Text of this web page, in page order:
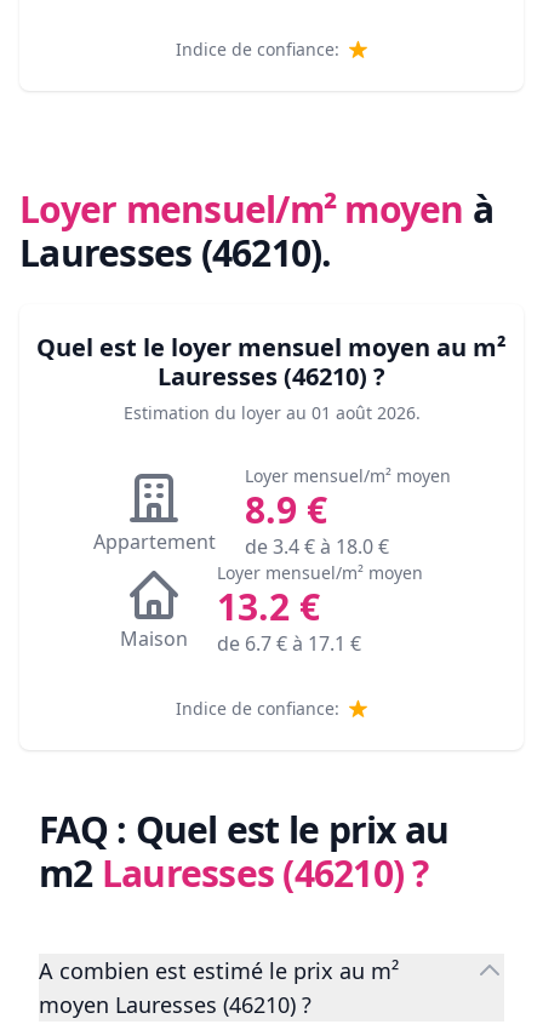
Indice de confiance:
Loyer mensuel/m² moyen à
Lauresses (46210).
Quel est le loyer mensuel moyen au m²
Lauresses (46210) ?
Estimation du loyer au 01 août 2026.
Appartement
Loyer mensuel/m² moyen
8.9 €
de3.4€ à 18.0€
Maison
Loyer mensuel/m² moyen
13.2 €
de 6.7€ à 17.1 €
Indice de confiance:
FAQ : Quel est le prix au
m2 Lauresses (46210)?
A combien est estimé le prix au m²
moyen Lauresses (46210) ?